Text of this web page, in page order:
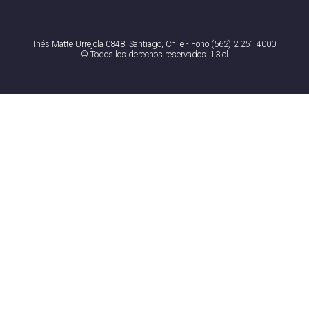
Inés Matte Urrejola 0848, Santiago, Chile - Fono (562) 2 251 4000
© Todos los derechos reservados. 13.cl